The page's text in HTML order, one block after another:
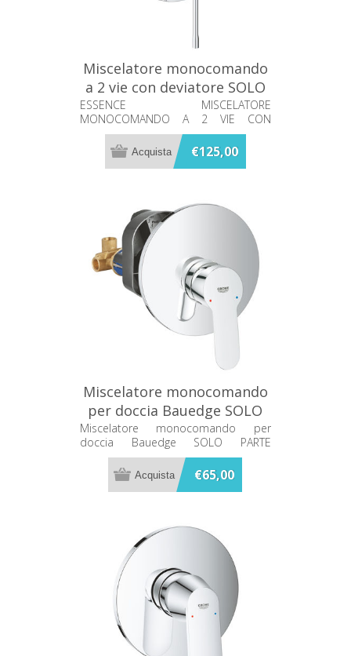
Miscelatore monocomando
a 2 vie con deviatore SOLO
PARTE ESTERNA Essence
Grohe 24058001
ESSENCE MISCELATORE
MONOCOMANDO A 2 VIE CON
DEVIATORE
€125,00
Miscelatore monocomando
per doccia Bauedge SOLO
PARTE ESTERNA Grohe
29078000
Miscelatore monocomando per
doccia Bauedge SOLO PARTE
ESTERNA Grohe 29078000
€65,00